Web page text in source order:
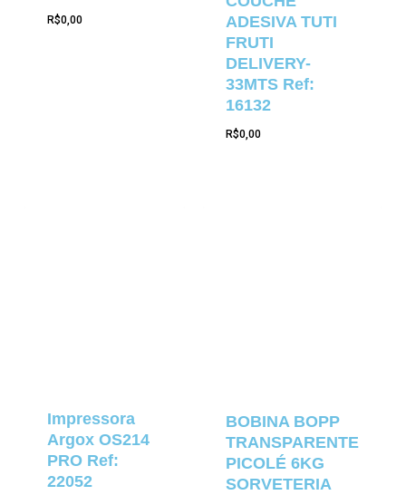
R$0,00
ADESIVA TUTI
FRUTI
DELIVERY-
33MTS Ref:
16132
R$0,00
Impressora
Argox OS214
PRO Ref:
22052
BOBINA BOPP
TRANSPARENTE
PICOLÉ 6KG
SORVETERIA